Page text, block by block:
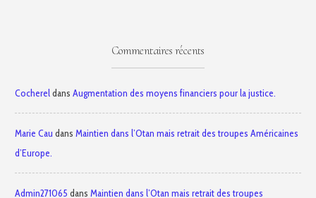
Commentaires récents
Cochereldans Augmentation des moyens financiers pour la justice.
Marie Cau dans Maintien dans l’Otan mais retrait des troupes Américaines
d’Europe.
Admin271065 dans Maintien dans l’Otan mais retrait des troupes